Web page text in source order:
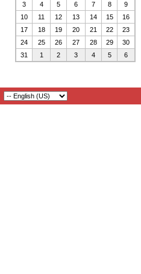
3
4 5 6 7 8
9
10
11 12 13 14 15
16
17
18 19 20 21 22
23
24
25 26 27 28 29
30
31
1 2 3 4 5 6